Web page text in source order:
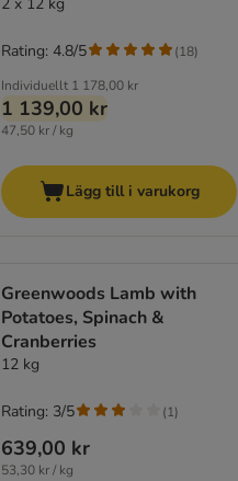
Individuellt 1 178,00 kr
1 139,00 kr
47,50 kr / kg
Rating: 4.8/5 (18)
Lägg till i varukorg
Greenwoods Lamb with
Potatoes, Spinach &
Cranberries
12 kg
639,00 kr
53,30 kr / kg
Rating: 3/5 (1)